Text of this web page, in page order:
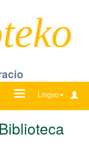
Lingvo
Ŝanĝu